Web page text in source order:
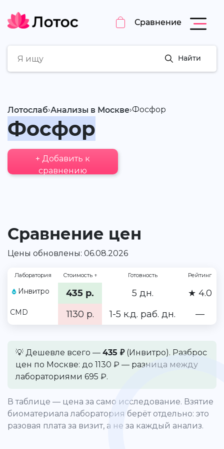
Сравнение
Найти
Лотослаб›Анализы в Москве›Фосфор
Фосфор
+ Добавить к
сравнению
Сравнение цен
Цены обновлены: 06.08.2026
Лаборатория Стоимость ↑ Готовность Рейтинг
Инвитро 435 р. 5 дн. ★ 4.0
CMD 1130 р. 1-5 к.д. раб. дн. —
💡 Дешевле всего — 435 ₽(Инвитро). Разброс
цен по Москве: до 1130 ₽ — разница между
лабораториями 695 ₽.
В таблице — цена за само исследование. Взятие
биоматериала лаборатория берёт отдельно: это
разовая плата за визит, а не за каждый анализ.